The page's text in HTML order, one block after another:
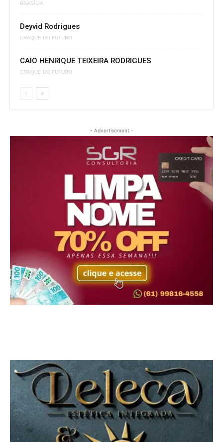
BRASÍLIA
Deyvid Rodrigues
CRAQUE DO FUTURO
CAIO HENRIQUE TEIXEIRA RODRIGUES
CRAQUE DO FUTURO
- Advertisement -